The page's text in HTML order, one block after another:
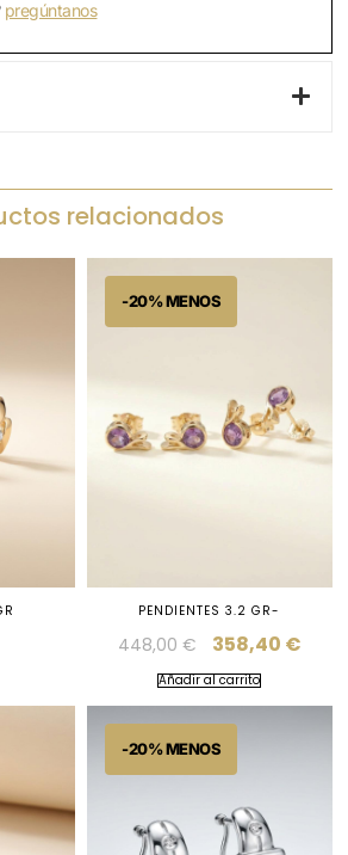
pregúntanos
relacionados
PENDIENTES 3.2 GR-
448,00 € 358,40 €
Añadir al carrito